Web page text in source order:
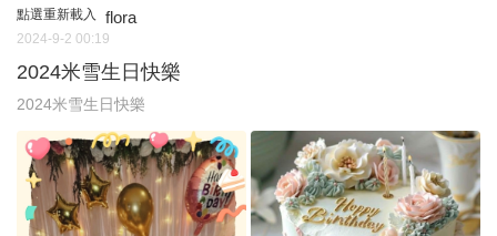
點選重新載入 flora
2024-9-2 00:19
2024米雪生日快樂
2024米雪生日快樂